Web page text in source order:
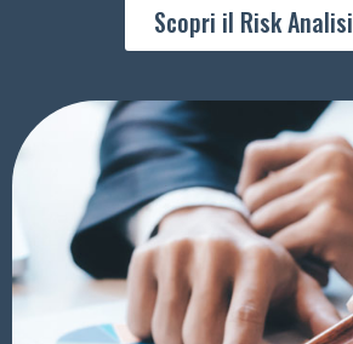
Scopri il Risk Analisi